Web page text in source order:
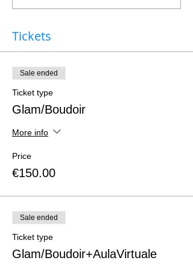
Tickets
Sale ended
Ticket type
Glam/Boudoir
More info
Price
€150.00
Sale ended
Ticket type
Glam/Boudoir+AulaVirtuale